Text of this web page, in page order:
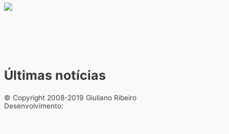
Últimas notícias
© Copyright 2008-2019 Giuliano Ribeiro
Desenvolvimento: